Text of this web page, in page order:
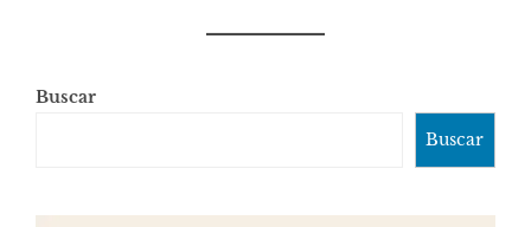
Buscar
Buscar